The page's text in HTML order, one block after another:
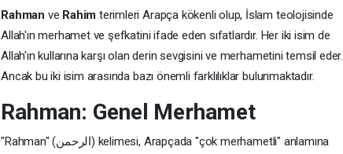
Rahman ve Rahim terimleri Arapça kökenli olup, İslam teolojisinde
Allah'ın merhamet ve şefkatini ifade eden sıfatlardır. Her iki isim de
Allah'ın kullarına karşı olan derin sevgisini ve merhametini temsil eder.
Ancak bu iki isim arasında bazı önemli farklılıklar bulunmaktadır.
Rahman: Genel Merhamet
"Rahman" (الرحمن) kelimesi, Arapçada "çok merhametli" anlamına